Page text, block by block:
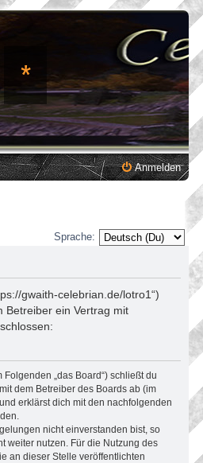
*
Anmelden
Sprache:
gwaith-celebrian.de/lotro1“)
Betreiber ein Vertrag mit
Folgenden „das Board“) schließt du
dem Betreiber des Boards ab (im
erklärst dich mit den nachfolgenden
nicht einverstanden bist, so
weiter nutzen. Für die Nutzung des
an dieser Stelle veröffentlichten